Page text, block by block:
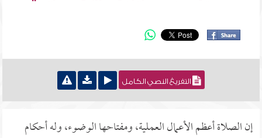
التفريغ النصي الكامل
إن الصلاة أعظم الأعمال العملية، ومفتاحها الوضوء، وله أحكام